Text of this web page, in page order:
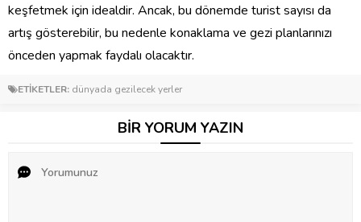
keşfetmek için idealdir. Ancak, bu dönemde turist sayısı da
artış gösterebilir, bu nedenle konaklama ve gezi planlarınızı
önceden yapmak faydalı olacaktır.
ETİKETLER: dünyada gezilecek yerler
BİR YORUM YAZIN